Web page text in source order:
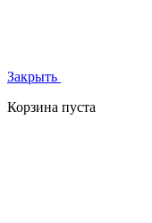
Закрыть
Корзина пуста